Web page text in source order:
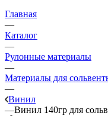
Главная
—
Каталог
—
Рулонные материалы
—
Материалы для
—
Винил
—Винил 140гр для